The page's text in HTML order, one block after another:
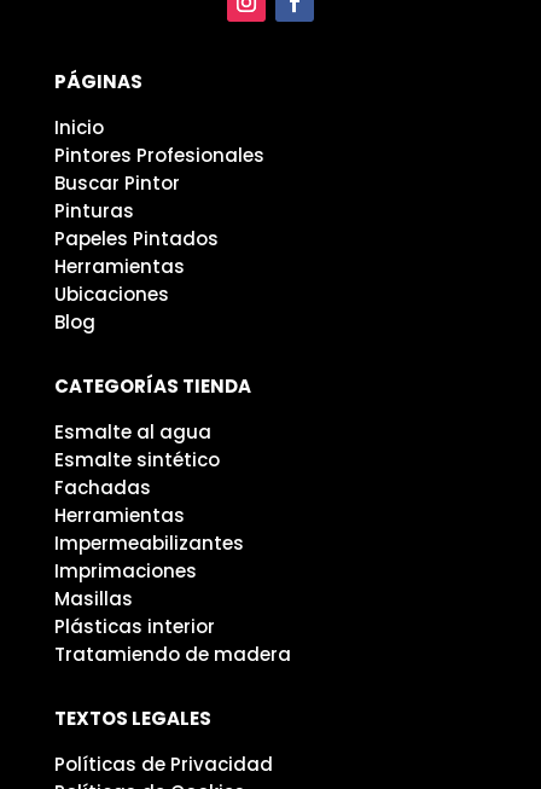
PÁGINAS
Inicio
Pintores Profesionales
Buscar Pintor
Pinturas
Papeles Pintados
Herramientas
Ubicaciones
Blog
CATEGORÍAS TIENDA
Esmalte al agua
Esmalte sintético
Fachadas
Herramientas
Impermeabilizantes
Imprimaciones
Masillas
Plásticas interior
Tratamiendo de madera
TEXTOS LEGALES
Políticas de Privacidad